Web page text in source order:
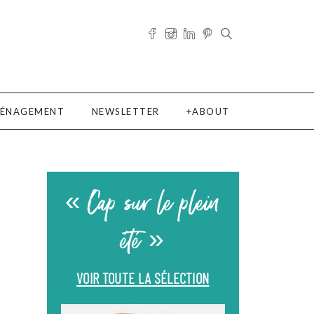
NEWSLETTER ABOUT
« Cap sur le plein
été »
VOIR TOUTE LA SÉLECTION